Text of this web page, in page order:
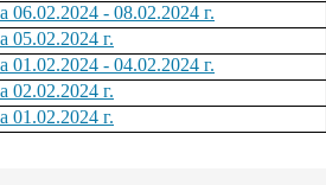
06.02.2024 - 08.02.2024 г.
05.02.2024 г.
01.02.2024 - 04.02.2024 г.
02.02.2024 г.
01.02.2024 г.